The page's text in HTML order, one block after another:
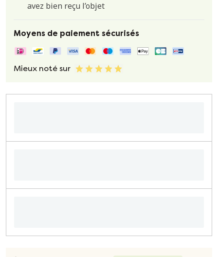
avez bien reçu l’objet
Moyens de paiement sécurisés
Mieux noté sur